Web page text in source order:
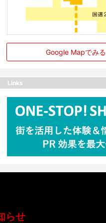
Google Mapでみる
Links
らせ